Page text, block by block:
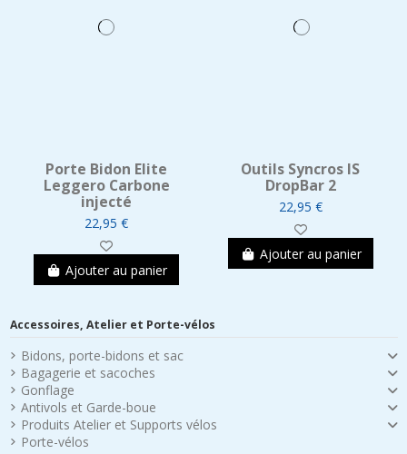
Porte Bidon Elite
Leggero Carbone
injecté
22,95 €
Ajouter au panier
Outils Syncros IS
DropBar 2
22,95 €
Ajouter au panier
Accessoires, Atelier et Porte-vélos
Bidons, porte-bidons et sac
Bagagerie et sacoches
Gonflage
Antivols et Garde-boue
Produits Atelier et Supports vélos
Porte-vélos